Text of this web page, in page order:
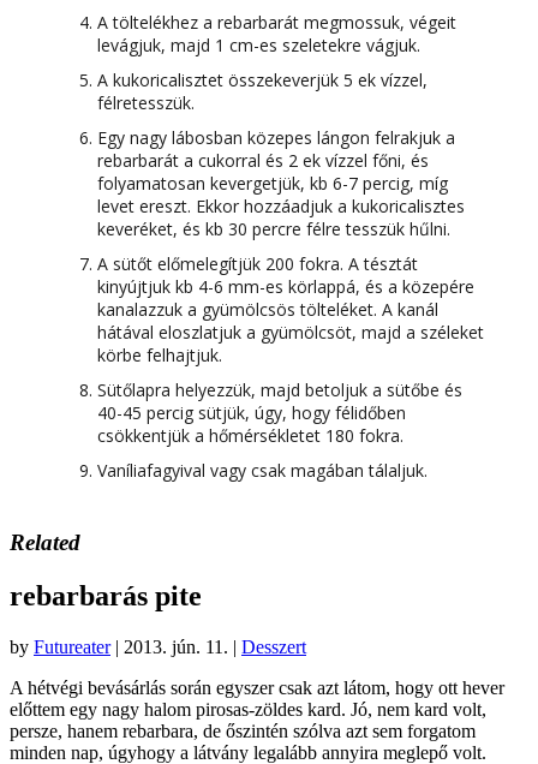
A töltelékhez a rebarbarát megmossuk, végeit
levágjuk, majd 1 cm-es szeletekre vágjuk.
A kukoricalisztet összekeverjük 5 ek vízzel,
félretesszük.
Egy nagy lábosban közepes lángon felrakjuk a
rebarbarát a cukorral és 2 ek vízzel főni, és
folyamatosan kevergetjük, kb 6-7 percig, míg
levet ereszt. Ekkor hozzáadjuk a kukoricalisztes
keveréket, és kb 30 percre félre tesszük hűlni.
A sütőt előmelegítjük 200 fokra. A tésztát
kinyújtjuk kb 4-6 mm-es körlappá, és a közepére
kanalazzuk a gyümölcsös tölteléket. A kanál
hátával eloszlatjuk a gyümölcsöt, majd a széleket
körbe felhajtjuk.
Sütőlapra helyezzük, majd betoljuk a sütőbe és
40-45 percig sütjük, úgy, hogy félidőben
csökkentjük a hőmérsékletet 180 fokra.
Vaníliafagyival vagy csak magában tálaljuk.
Related
rebarbarás pite
by Futureater| 2013. jún. 11. | Desszert
A hétvégi bevásárlás során egyszer csak azt látom, hogy ott hever
előttem egy nagy halom pirosas-zöldes kard. Jó, nem kard volt,
persze, hanem rebarbara, de őszintén szólva azt sem forgatom
minden nap, úgyhogy a látvány legalább annyira meglepő volt.